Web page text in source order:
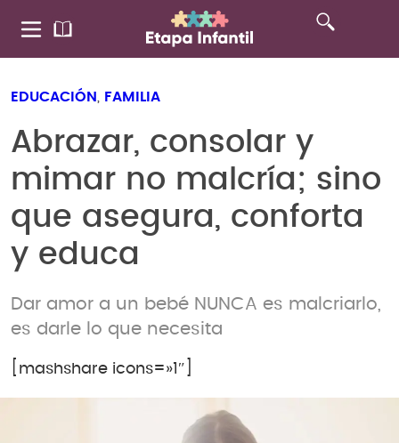
EDUCACIÓN FAMILIA
Abrazar, consolar y
mimar no malcría; sino
que asegura, conforta
y educa
Dar amor a un bebé NUNCA es malcriarlo,
es darle lo que necesita
[mashshare icons=»1″]